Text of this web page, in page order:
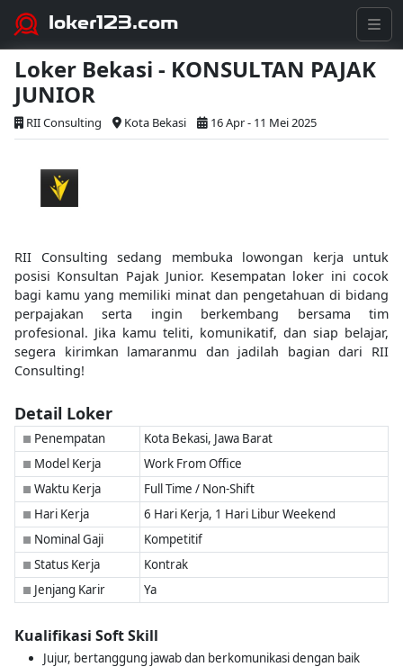
loker123.com
Loker Bekasi - KONSULTAN PAJAK
JUNIOR
RII Consulting Kota Bekasi 16 Apr - 11 Mei 2025
RII Consulting sedang membuka lowongan kerja untuk
posisi Konsultan Pajak Junior. Kesempatan loker ini cocok
bagi kamu yang memiliki minat dan pengetahuan di bidang
perpajakan serta ingin berkembang bersama tim
profesional. Jika kamu teliti, komunikatif, dan siap belajar,
segera kirimkan lamaranmu dan jadilah bagian dari RII
Consulting!
Detail Loker
■ Penempatan Kota Bekasi, Jawa Barat
■ Model Kerja Work From Office
■ Waktu Kerja Full Time / Non-Shift
■ Hari Kerja 6 Hari Kerja, 1 Hari Libur Weekend
■ Nominal Gaji Kompetitif
■ Status Kerja Kontrak
■ Jenjang Karir Ya
Kualifikasi Soft Skill
Jujur, bertanggung jawab dan berkomunikasi dengan baik